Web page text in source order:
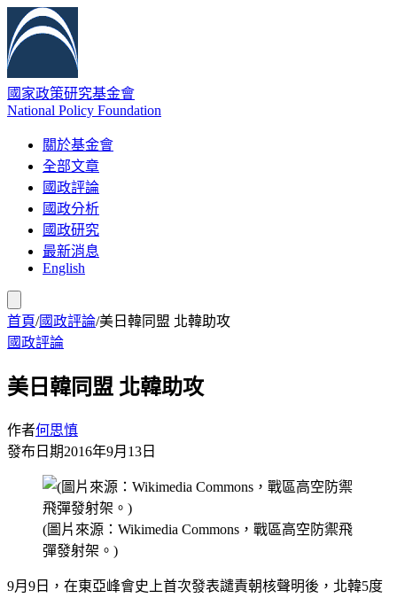
國家政策研究基金會
National Policy Foundation
關於基金會
全部文章
國政評論
國政分析
國政研究
最新消息
English
首頁/國政評論/美日韓同盟 北韓助攻
國政評論
美日韓同盟 北韓助攻
作者何思慎
發布日期2016年9月13日
(圖片來源：Wikimedia Commons，戰區高空防禦飛
彈發射架。)
9月9日，在東亞峰會史上首次發表譴責朝核聲明後，北韓5度